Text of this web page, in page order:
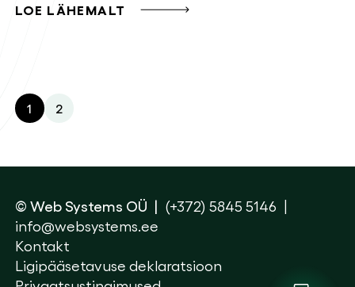
LOE LÄHEMALT
1 2
© Web Systems OÜ
(+372) 5845 5146
info@websystems.ee
Kontakt
Ligipääsetavuse deklaratsioon